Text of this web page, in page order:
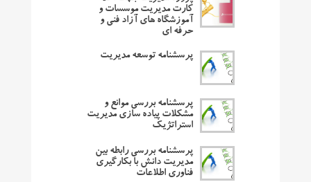
کارت مدیریت موسسات و
آموزشگاه های آزاد فنی و
حرفه ای
پرسشنامه توسعه مدیریت
پرسشنامه بررسی موانع و
مشکلات پیاده سازی مدیریت
استراتژیک
پرسشنامه بررسی رابطه بین
مدیریت دانش با بکارگیری
فناوری اطلاعات